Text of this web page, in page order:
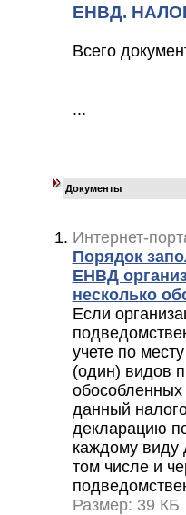
ЕНВД.
Всего
...
Документы
Интернет-
Порядок
ЕНВД
несколько
Если
учете по
(один) видов
данный
декларацию
каждому виду
том числе и
Размер: 39 КБ